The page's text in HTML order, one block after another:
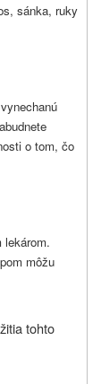
sánka, ruky
o tom, čo
lekárom.
môžu
tohto